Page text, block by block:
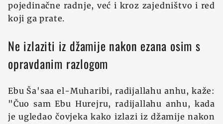
pojedinačne radnje, već i kroz zajedništvo i red
koji ga prate.
Ne izlaziti iz džamije nakon ezana osim s
opravdanim razlogom
Ebu Ša'saa el-Muharibi, radijallahu anhu, kaže:
"Čuo sam Ebu Hurejru, radijallahu anhu, kada
je ugledao čovjeka kako izlazi iz džamije nakon